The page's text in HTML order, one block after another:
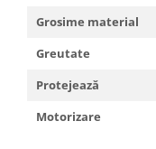
Carlige Toyota
Carlige Volkswagen
Carlige Volvo
Grosime material
Greutate
Protejează
Motorizare